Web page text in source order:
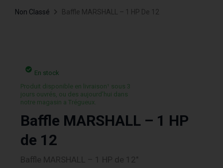
Non Classé Baffle MARSHALL – 1 HP De 12
En stock
Produit disponible en livraison¹ sous 3
jours ouvrés, ou des aujourd’hui dans
notre magasin a Trégueux.
Baffle MARSHALL – 1 HP
de 12
Baffle MARSHALL – 1 HP de 12″